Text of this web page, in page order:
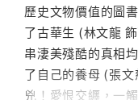
歷史文物價值的圖
了古華生 (林文龍
串淒美殘酷的真相
了自己的養母 (張
兇！愛恨交纒，一